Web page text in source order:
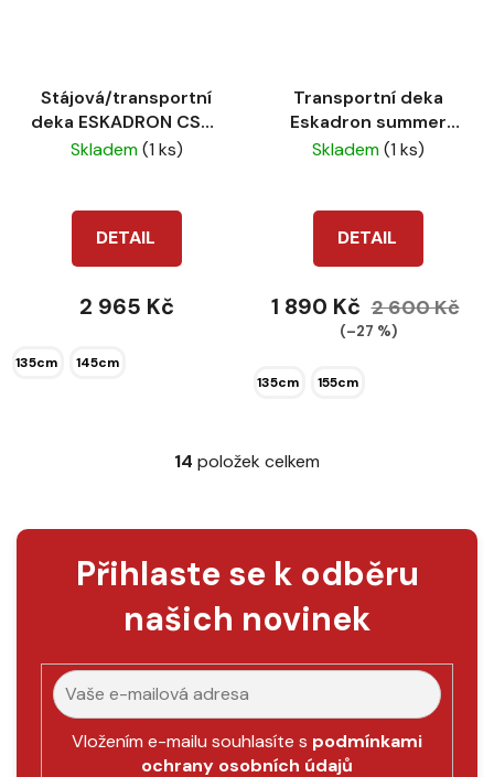
Stájová/transportní
deka ESKADRON CS26
Aerial Sierra
Skladem(1 ks)
DETAIL
2 965 Kč
135cm 145cm
Transportní deka
Eskadron summer
cotton/mesh black
Skladem(1 ks)
DETAIL
1 890 Kč 2 600 Kč
(–27 %)
135cm 155cm
O
d
a
c
p
r
v
k
y
14 položek celkem
Přihlaste se k odběru
našich novinek
Vložením e-mailu souhlasíte s podmínkami
ochrany osobních údajů